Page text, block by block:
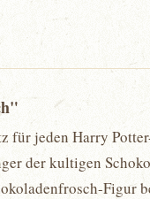
jeden Harry
der kultigen
Figur